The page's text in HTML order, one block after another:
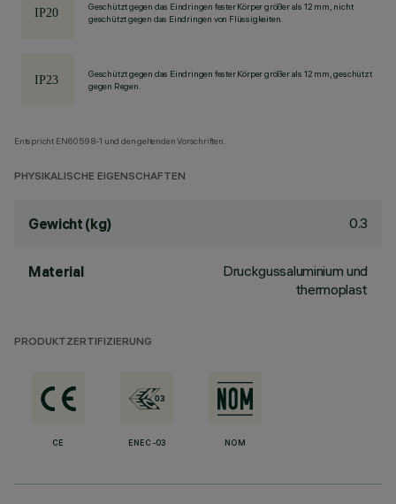
Geschützt gegen das Eindringen fester Körper größer als 12 mm, nicht
geschützt gegen das Eindringen von Flüssigkeiten.
Geschützt gegen das Eindringen fester Körper größer als 12 mm, geschützt
gegen Regen.
Entspricht EN60598-1 und den geltenden Vorschriften.
PHYSIKALISCHE EIGENSCHAFTEN
Gewicht (kg) 0.3
Material
Druckgussaluminium und
thermoplast
PRODUKTZERTIFIZIERUNG
CE ENEC-03 NOM